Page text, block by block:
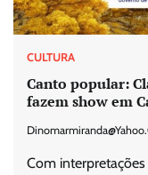
CULTURA
Canto popular:
fazem show em
Com